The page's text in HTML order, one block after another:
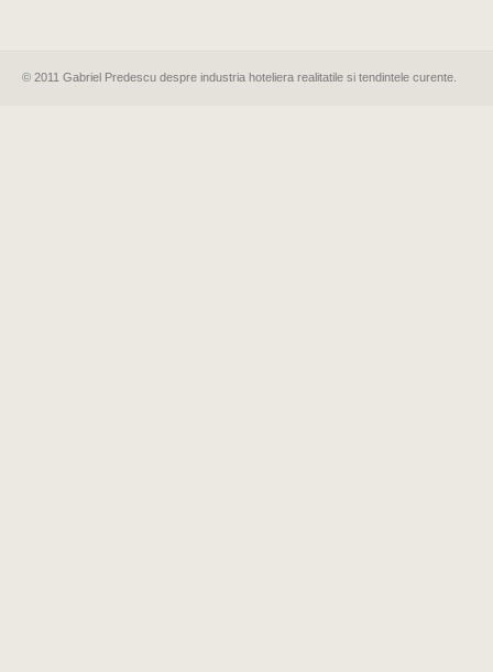
© 2011 Gabriel Predescu despre industria hoteliera realitatile si tendintele curente.